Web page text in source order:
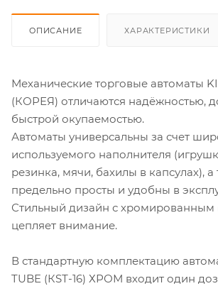
ОПИСАНИЕ ХАРАКТЕРИСТИКИ
Механические торговые автоматы
(КОРЕЯ) отличаются надёжностью,
быстрой окупаемостью.
Автоматы универсальны за счет
используемого наполнителя
резинка, мячи, бахилы в капсулах), а
предельно просты и удобны в
Стильный дизайн с
цепляет внимание.
В стандартную комплектацию
TUBE (КSТ-16) ХРОМ входит один